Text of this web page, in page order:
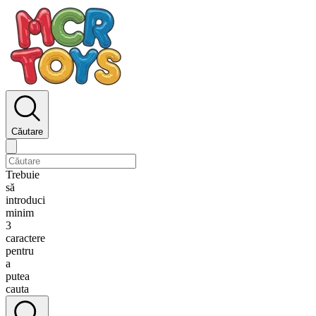
Căutare
Trebuie
să
introduci
minim
3
caractere
pentru
a
putea
cauta